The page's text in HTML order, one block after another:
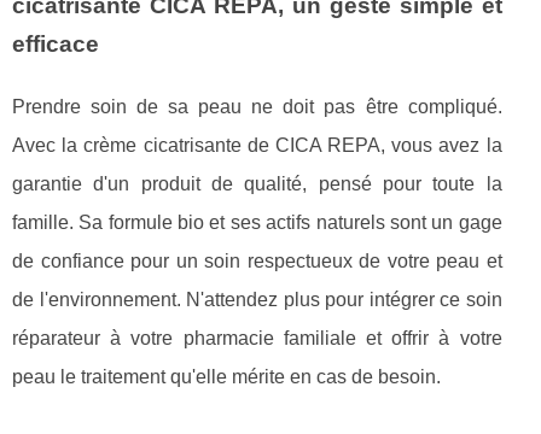
cicatrisante CICA REPA, un geste simple et
efficace
Prendre soin de sa peau ne doit pas être compliqué.
Avec la crème cicatrisante de CICA REPA, vous avez la
garantie d'un produit de qualité, pensé pour toute la
famille. Sa formule bio et ses actifs naturels sont un gage
de confiance pour un soin respectueux de votre peau et
de l'environnement. N'attendez plus pour intégrer ce soin
réparateur à votre pharmacie familiale et offrir à votre
peau le traitement qu'elle mérite en cas de besoin.